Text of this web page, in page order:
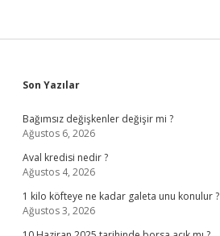
Sidebar
Son Yazılar
Bağımsız değişkenler değişir mi ?
Ağustos 6, 2026
Aval kredisi nedir ?
Ağustos 4, 2026
1 kilo köfteye ne kadar galeta unu konulur ?
Ağustos 3, 2026